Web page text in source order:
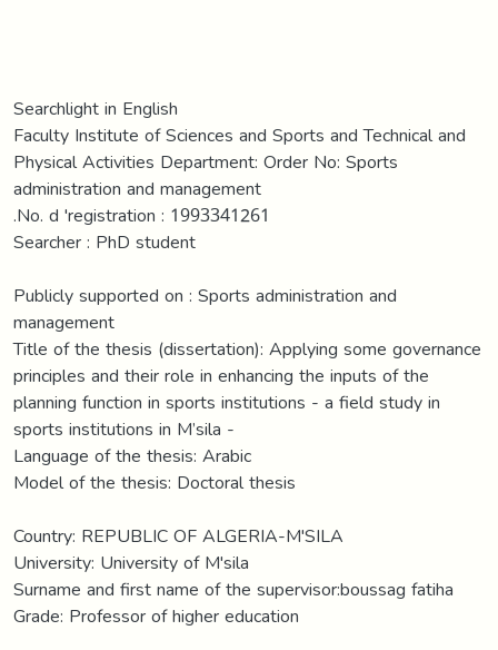
Searchlight in English
Faculty Institute of Sciences and Sports and Technical and
Physical Activities Department: Order No: Sports
administration and management
.No. d 'registration : 1993341261
Searcher : PhD student
Publicly supported on : Sports administration and
management
Title of the thesis (dissertation): Applying some governance
principles and their role in enhancing the inputs of the
planning function in sports institutions - a field study in
sports institutions in M’sila -
Language of the thesis: Arabic
Model of the thesis: Doctoral thesis
Country: REPUBLIC OF ALGERIA-M'SILA
University: University of M'sila
Surname and first name of the supervisor:boussag fatiha
Grade: Professor of higher education